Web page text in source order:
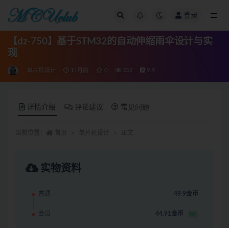
登录
【dz-750】基于STM32的自动伸缩雨伞设计与实
现
单片机设计 11月前 0 332 9.9
详情介绍 评论建议 常见问题
实物资料
普通 49.9金币
会员 44.91金币 9折